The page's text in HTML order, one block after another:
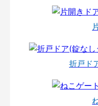
折戸ド